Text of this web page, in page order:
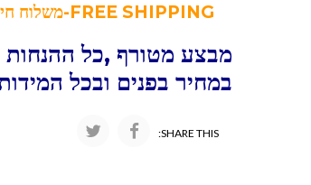
מבצע מטורף ,כל ההנחות
במחיר בפנים ובכל
SHARE THIS: